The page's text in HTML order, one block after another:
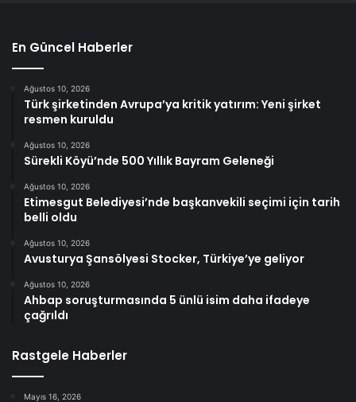
En Güncel Haberler
Ağustos 10, 2026
Türk şirketinden Avrupa’ya kritik yatırım: Yeni şirket
resmen kuruldu
Ağustos 10, 2026
Sürekli Köyü’nde 500 Yıllık Bayram Geleneği
Ağustos 10, 2026
Etimesgut Belediyesi’nde başkanvekili seçimi için tarih
belli oldu
Ağustos 10, 2026
Avusturya Şansölyesi Stocker, Türkiye’ye geliyor
Ağustos 10, 2026
Ahbap soruşturmasında 5 ünlü isim daha ifadeye
çağrıldı
Rastgele Haberler
Mayıs 16, 2026